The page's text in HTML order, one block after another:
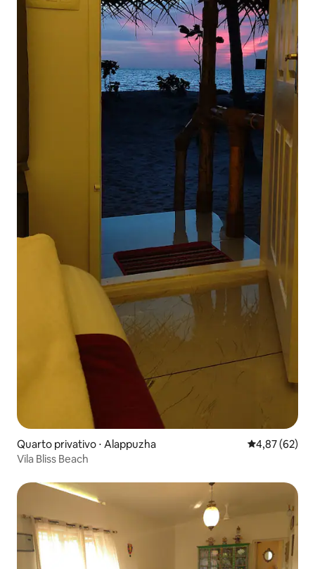
Quarto privativo ⋅ Alappuzha 4,87 de uma
4,87 (62)
Vila Bliss Beach